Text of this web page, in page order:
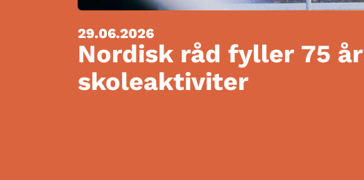
29.06.2026
Nordisk råd fyller 75
skoleaktiviter